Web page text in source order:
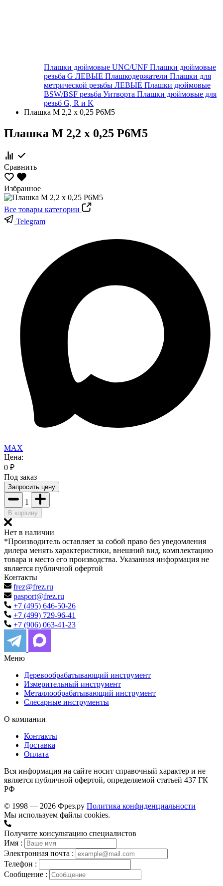
Плашки дюймовые UNC/UNF Плашки дюймовые
резьба G ЛЕВЫЕ Плашкодержатели Плашки для
метрической резьбы ЛЕВЫЕ Плашки дюймовые
BSW/BSF резьба Уитворта Плашки дюймовые для
резьб G, R и K
Плашка М 2,2 х 0,25 Р6М5
Плашка М 2,2 х 0,25 Р6М5
Сравнить
Избранное
Все товары категории
Telegram
MAX
Цена:
0 ₽
Под заказ
Запросить цену
1
В корзину
Нет в наличии
*Производитель оставляет за собой право без уведомления
дилера менять характеристики, внешний вид, комплектацию
товара и место его производства. Указанная информация не
является публичной офертой
Контакты
frez@frez.ru
pasport@frez.ru
+7 (495) 646-50-26
+7 (499) 729-96-41
+7 (906) 063-41-23
Меню
Деревообрабатывающий инструмент
Измерительный инструмент
Металлообрабатывающий инструмент
Слесарные инструменты
О компании
Контакты
Доставка
Оплата
Вся информация на сайте носит справочный характер и не
является публичной офертой, определяемой статьей 437 ГК
РФ
© 1998 — 2026 Фрез.ру Политика конфиденциальности
Мы используем файлы cookies.
Получите консультацию специалистов
Имя :
Электронная почта :
Телефон :
Сообщение :